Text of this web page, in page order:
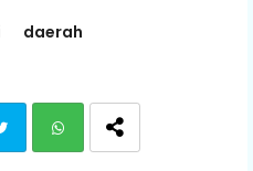
daerah